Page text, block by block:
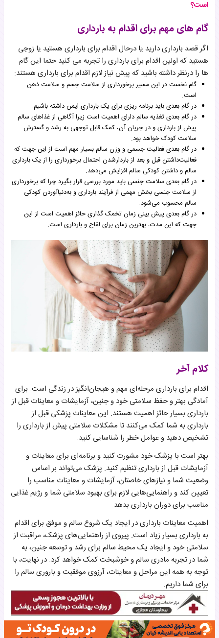
است؟
گام های مهم برای اقدام به بارداری
اگر قصد بارداری دارید یا درحال اقدام برای بارداری هستید یا زوجی
هستید که اولین اقدام برای بارداری را تجربه می کنید حتما این گام
ها را درنظر داشته باشید که پیش نیاز لازم اقدام برای بارداری هستند:
گام نخست در این مسیر برخورداری از سلامت جسم و سلامت ذهن
است.
در گام بعدی باید برنامه ریزی برای یک بارداری ایمنداشته باشیم.
در گام بعدیتغذیه سالمدارای اهمیت است زیرا آگاهی از غذاهای سالم
پیش از بارداری و در جریان آن، کمک قابل توجهی به رشد و گسترش
سلامت کودک خواهد بود.
در گام بعدیفعالیت جسمی و وزن سالمبسیار مهم است از این جهت که
فعالیت‌داشتن قبل و بعد از باردارشدن احتمال برخورداری را از یک بارداری
سالم و داشتن کودکی سالم افزایش می‌دهد.
در گام بعدی سلامت جنسی باید مورد بررسی قرار بگیرد چرا که برخورداری
از سلامت جنسی بخش مهمی از فرآیند بارداری و به‌دنیا‌آوردن کودکی
سالم محسوب می‌شود.
در گام بعدیپیش بینی زمان تخمک گذاریحائز اهمیت است از این
جهت که این مدت، بهترین زمان برای لقاح و بارداری است.
کلام آخر
اقدام برای بارداری مرحله‌ای مهم و هیجان‌انگیز در زندگی است. برای
آمادگی بهتر و حفظ سلامتی خود و جنین، آزمایشات و معاینات قبل از
بارداری بسیار حائز اهمیت هستند. این معاینات پزشکی قبل از
بارداری به شما کمک می‌کنند تا مشکلات سلامتی پیش از بارداری را
تشخیص دهید و عوامل خطر را شناسایی کنید.
بهتر است با پزشک خود مشورت کنید و برنامه‌ای برای معاینات و
آزمایشات قبل از بارداری تنظیم کنید. پزشک می‌تواند بر اساس
وضعیت شما و نیازهای خاصتان، آزمایشات و معاینات مناسب را
تعیین کند و راهنمایی‌هایی لازم برای بهبود سلامتی شما و رژیم غذایی
مناسب برای دوران بارداری بدهد.
اهمیت معاینات بارداری در ایجاد یک شروع سالم و موفق برای اقدام
به بارداری بسیار زیاد است. پیروی از راهنمایی‌های پزشک، مراقبت از
سلامتی خود و ایجاد یک محیط سالم برای رشد و توسعه جنین، به
شما در تجربه مادری سالم و خوشبخت کمک خواهد کرد. در نهایت، با
توجه به همه این مراحل و معاینات، آرزوی موفقیت و باروری سالم را
برای شما داریم.